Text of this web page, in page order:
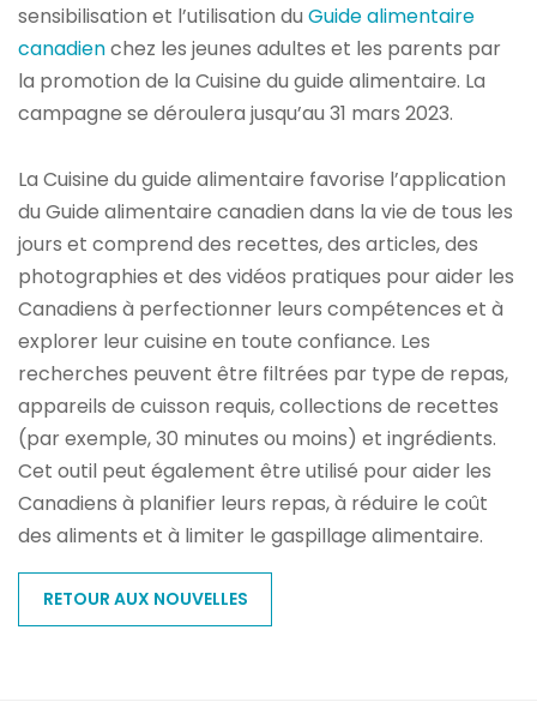
sensibilisation et l’utilisation duGuide alimentaire
canadienchez les jeunes adultes et les parents par
la promotion de la Cuisine du guide alimentaire. La
campagne se déroulera jusqu’au 31 mars 2023.
La Cuisine du guide alimentaire favorise l’application
du Guide alimentaire canadien dans la vie de tous les
jours et comprend des recettes, des articles, des
photographies et des vidéos pratiques pour aider les
Canadiens à perfectionner leurs compétences et à
explorer leur cuisine en toute confiance. Les
recherches peuvent être filtrées par type de repas,
appareils de cuisson requis, collections de recettes
(par exemple, 30 minutes ou moins) et ingrédients.
Cet outil peut également être utilisé pour aider les
Canadiens à planifier leurs repas, à réduire le coût
des aliments et à limiter le gaspillage alimentaire.
RETOUR AUX NOUVELLES